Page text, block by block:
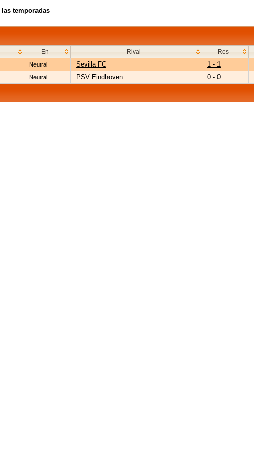
temporadas
En Rival Res
Neutral Sevilla FC 1 - 1
Neutral PSV Eindhoven 0 - 0